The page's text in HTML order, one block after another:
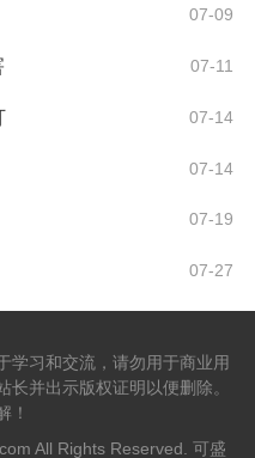
07-09
07-11
07-14
07-14
07-19
07-27
学习和交流，请勿用于商业用
并出示版权证明以便删除。
！
All Rights Reserved. 可盛